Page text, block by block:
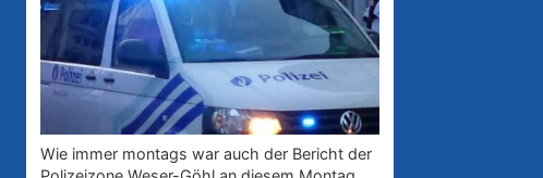
Wie immer montags war auch der Bericht der